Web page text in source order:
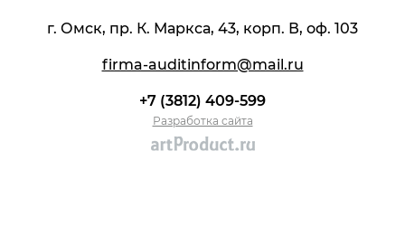
г. Омск, пр. К. Маркса, 43, корп. В, оф. 103
firma-auditinform@mail.ru
+7 (3812) 409-599
Разработка сайта